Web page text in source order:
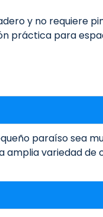
y no requiere
práctica para
paraíso sea
amplia variedad de